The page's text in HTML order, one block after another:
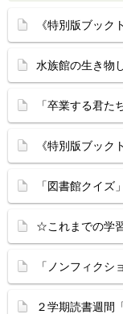
《特別版ブッ
水族館の生き物
「卒業する君た
《特別版ブック
「図書館クイズ
☆これまでの学
「ノンフィクシ
２学期読書週間